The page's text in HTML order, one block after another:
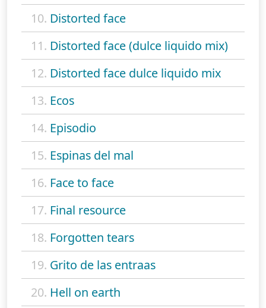
10. Distorted face
11. Distorted face (dulce liquido mix)
12. Distorted face dulce liquido mix
13. Ecos
14. Episodio
15. Espinas del mal
16. Face to face
17. Final resource
18. Forgotten tears
19. Grito de las entraas
20. Hell on earth